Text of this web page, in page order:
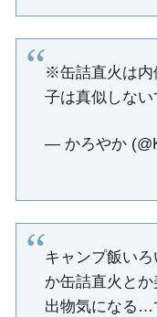
※缶詰直火は内
子は真似しな
— かろやか
キャンプ飯い
か缶詰直火と
出物気になる…